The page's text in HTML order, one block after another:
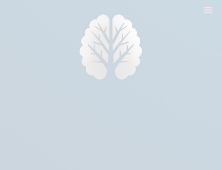
cikkek
biologika animália
tréningek